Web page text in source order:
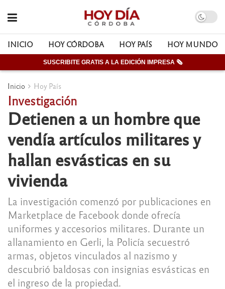
INICIO HOY CÓRDOBA HOY PAÍS HOY MUNDO
SUSCRIBITE GRATIS A LA EDICIÓN IMPRESA 🗞
Inicio Hoy País
Investigación
Detienen a un hombre que
vendía artículos militares y
hallan esvásticas en su
vivienda
La investigación comenzó por publicaciones en
Marketplace de Facebook donde ofrecía
uniformes y accesorios militares. Durante un
allanamiento en Gerli, la Policía secuestró
armas, objetos vinculados al nazismo y
descubrió baldosas con insignias esvásticas en
el ingreso de la propiedad.